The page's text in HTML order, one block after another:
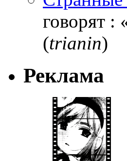
говорят :
(trianin)
Реклама